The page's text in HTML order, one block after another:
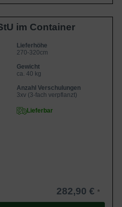
im Container
Lieferhöhe
270-320cm
Gewicht
ca. 40 kg
Anzahl Verschulungen
3xv (3-fach verpflanzt)
Lieferbar
282,90 €